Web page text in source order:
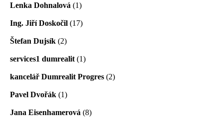
Lenka Dohnalová (1)
Ing. Jiří Doskočil (17)
Štefan Dujsík (2)
services1 dumrealit (1)
kancelář Dumrealit Progres (2)
Pavel Dvořák (1)
Jana Eisenhamerová (8)